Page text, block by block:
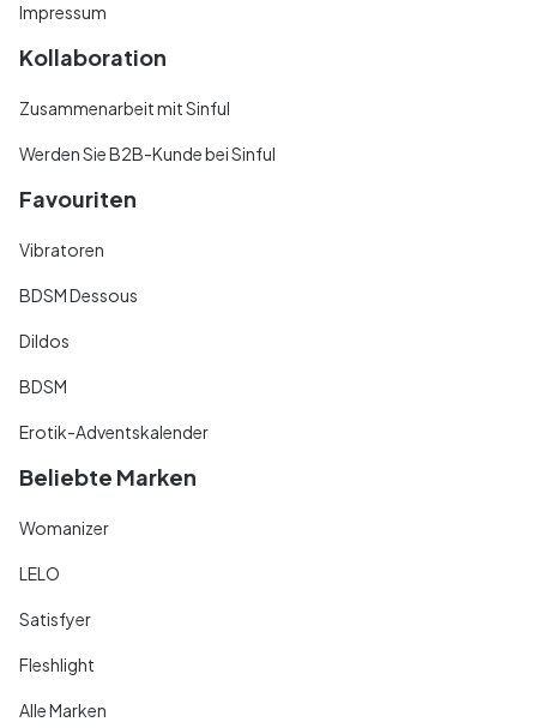
Impressum
Kollaboration
Zusammenarbeit mit Sinful
Werden Sie B2B-Kunde bei Sinful
Favouriten
Vibratoren
BDSM Dessous
Dildos
BDSM
Erotik-Adventskalender
Beliebte Marken
Womanizer
LELO
Satisfyer
Fleshlight
Alle Marken